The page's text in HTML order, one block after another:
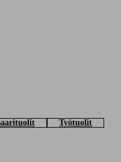
Työtuolit